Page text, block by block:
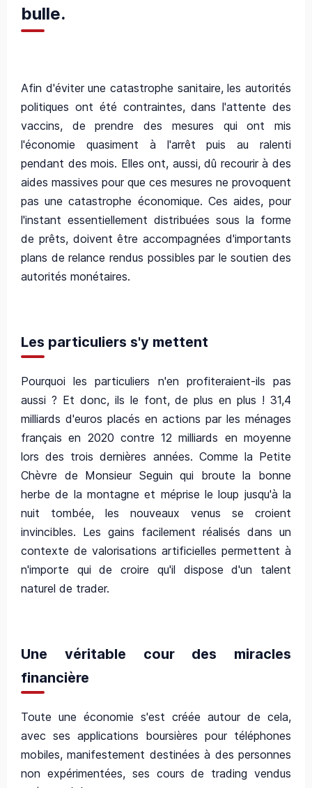
bulle.
Afin d'éviter une catastrophe sanitaire, les autorités
politiques ont été contraintes, dans l'attente des
vaccins, de prendre des mesures qui ont mis
l'économie quasiment à l'arrêt puis au ralenti
pendant des mois. Elles ont, aussi, dû recourir à des
aides massives pour que ces mesures ne provoquent
pas une catastrophe économique. Ces aides, pour
l'instant essentiellement distribuées sous la forme
de prêts, doivent être accompagnées d'importants
plans de relance rendus possibles par le soutien des
autorités monétaires.
Les particuliers s'y mettent
Pourquoi les particuliers n'en profiteraient-ils pas
aussi ? Et donc, ils le font, de plus en plus ! 31,4
milliards d'euros placés en actions par les ménages
français en 2020 contre 12 milliards en moyenne
lors des trois dernières années. Comme la Petite
Chèvre de Monsieur Seguin qui broute la bonne
herbe de la montagne et méprise le loup jusqu'à la
nuit tombée, les nouveaux venus se croient
invincibles. Les gains facilement réalisés dans un
contexte de valorisations artificielles permettent à
n'importe qui de croire qu'il dispose d'un talent
naturel de trader.
Une véritable cour des miracles
financière
Toute une économie s'est créée autour de cela,
avec ses applications boursières pour téléphones
mobiles, manifestement destinées à des personnes
non expérimentées, ses cours de trading vendus